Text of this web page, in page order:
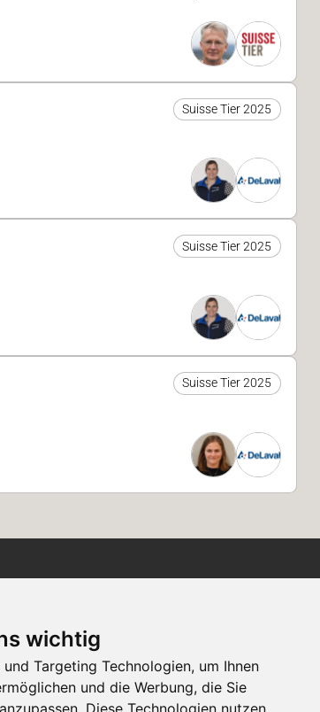
wichtig
Targeting Technologien, um Ihnen
und die Werbung, die Sie
Diese Technologien nutzen
Suisse Tier 2025
Suisse Tier 2025
Suisse Tier 2025
Newsletter-Anmeldung